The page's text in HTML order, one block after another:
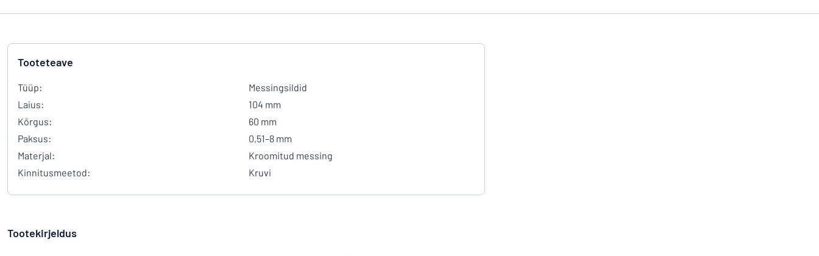
Tooteteave
Tüüp:
Messingsildid
Laius:
104 mm
Kõrgus:
60 mm
Paksus:
0,51–8 mm
Materjal:
Kroomitud messing
Kinnitusmeetod:
Kruvi
Tootekirjeldus